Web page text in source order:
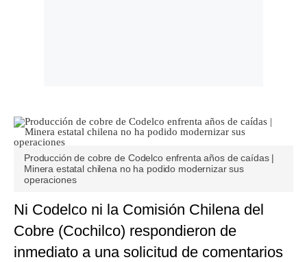
Producción de cobre de Codelco enfrenta años de caídas |
Minera estatal chilena no ha podido modernizar sus
operaciones
Ni Codelco ni la Comisión Chilena del
Cobre (Cochilco) respondieron de
inmediato a una solicitud de comentarios